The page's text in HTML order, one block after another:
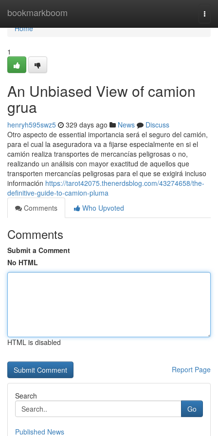
bookmarkboom
Home
Home
1
An Unbiased View of camion
grua
henryh595swz5 329 days ago News
Discuss
Otro aspecto de essential importancia será el seguro del camión,
para el cual la aseguradora va a fijarse especialmente en si el
camión realiza transportes de mercancías peligrosas o no,
realizando un análisis con mayor exactitud de aquellos que
transporten mercancías peligrosas para el que se exigirá incluso
información https://tarot42075.thenerdsblog.com/43274658/the-
definitive-guide-to-camion-pluma
Comments
Who Upvoted
Comments
Submit a Comment
No HTML
HTML is disabled
Report Page
Search
Go
Published News